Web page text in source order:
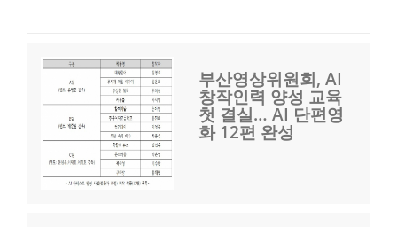
부산영상위원회, AI
창작인력 양성 교육
첫 결실… AI 단편영
화 12편 완성